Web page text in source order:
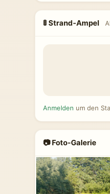
🚦 Strand-Ampel
Anmelden um den
📷 Foto-Galerie